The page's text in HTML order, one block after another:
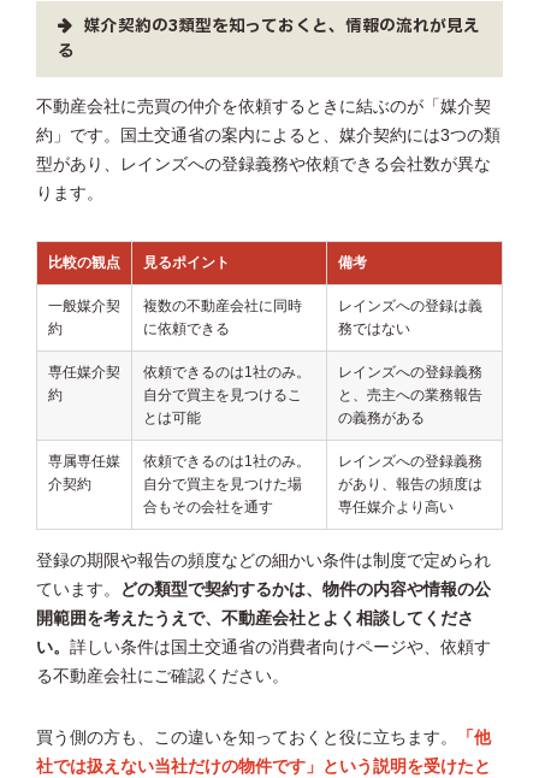
媒介契約の3類型を知っておくと、情報の流れが見え
る
不動産会社に売買の仲介を依頼するときに結ぶのが「媒介契
約」です。国土交通省の案内によると、媒介契約には3つの類
型があり、レインズへの登録義務や依頼できる会社数が異な
ります。
比較の観点 見るポイント 備考
一般媒介契
約
複数の不動産会社に同時
に依頼できる
レインズへの登録は義
務ではない
専任媒介契
約
依頼できるのは1社のみ。
自分で買主を見つけるこ
とは可能
レインズへの登録義務
と、売主への業務報告
の義務がある
専属専任媒
介契約
依頼できるのは1社のみ。
自分で買主を見つけた場
合もその会社を通す
レインズへの登録義務
があり、報告の頻度は
専任媒介より高い
登録の期限や報告の頻度などの細かい条件は制度で定められ
ています。
どの類型で契約するかは、物件の内容や情報の公
開範囲を考えたうえで、不動産会社とよく相談してくださ
い。 詳しい条件は国土交通省の消費者向けページや、依頼す
る不動産会社にご確認ください。
買う側の方も、この違いを知っておくと役に立ちます。
「他
社では扱えない当社だけの物件です」という説明を受けたと